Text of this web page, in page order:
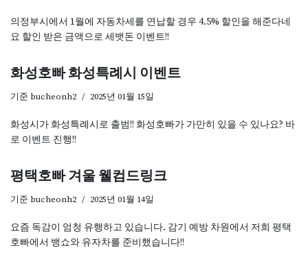
의정부시에서 1월에 자동차세를 연납할 경우 4.5% 할인을 해준다네
요 할인 받은 금액으로 세뱃돈 이벤트!!
화성호빠 화성특례시 이벤트
기준 bucheonh2 2025년 01월 15일
화성시가 화성특례시로 출범!! 화성호빠가 가만히 있을 수 있나요? 바
로 이벤트 진행!!
평택호빠 겨울 웰컴드링크
기준 bucheonh2 2025년 01월 14일
요즘 독감이 엄청 유행하고 있습니다. 감기 예방 차원에서 저희 평택
호빠에서 뱅쇼와 유자차를 준비했습니다!!